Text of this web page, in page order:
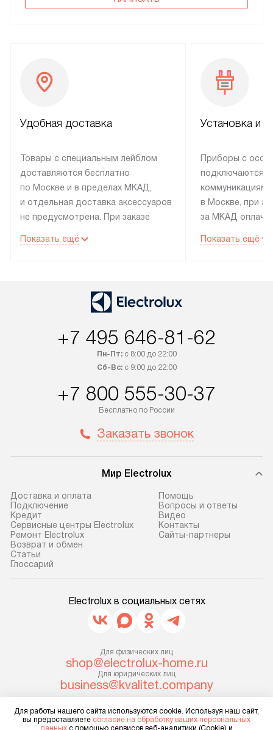
Удобная доставка
Товары с специальным лейблом
доставляются бесплатно
по Москве и в пределах МКАД,
и отдельная доставка аксессуаров
не предусмотрена. При заказе
рекомендуем обсудить
со статусом «В наличии» могут
быть отправлены покупателю
интересен товар «Под заказ»,
приобретения с менеджером сайта.
доставляются бесплатно
по Москве в пределах МКАД,
не предусмотрена. После 100%
до представительства
транспортной компании в г. Москва.
Пожалуйста, уточняйте условия
доставки у менеджера при
оформлении заказа.
В оговоренный день служба
доставки доставит упакованный
Если необходимо переместить
прибор до места установки,
уточните это с менеджером.
За данную услугу взимается
дополнительная плата. Важно
прибора не позволяют ему пройти
через дверной проем, сотрудники
Показать ещё
Установка и
Приборы с
подключаются к
коммуникациям
в Москве, при
за МКАД
партнера
по монтажу
материалы.
предполагают,
установленной
включает в
подключение к
коммуникациям,
В стандартную
Показать ещё
+7 495 646-81-62
Пн-Пт:с 8:00 до 22:00
Сб-Вс:с 9:00 до 22:00
+7 800 555-30-37
Бесплатно по России
Заказать звонок
Мир Electrolux
Доставка и оплата
Подключение
Кредит
Сервисные центры Electrolux
Ремонт Electrolux
Возврат и обмен
Cтатьи
Глоссарий
Помощь
Вопросы и ответы
Видео
Контакты
Сайты-партнеры
Electrolux в социальных сетях
Для физических лиц
shop@electrolux-home.ru
Для юридических лиц
business@kvalitet.company
НАПИСАТЬ РУКОВОДСТВУ
Для работы нашего сайта используются cookie. Используя наш сайт,
вы предоставляете согласие на обработку ваших персональных
данных с помощью сервисов веб-аналитики (Cookie) и